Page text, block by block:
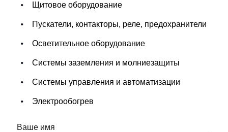
Щитовое оборудование
Пускатели, контакторы, реле, предохранители
Осветительное оборудование
Системы заземления и молниезащиты
Системы управления и автоматизации
Электрообогрев
Ваше имя